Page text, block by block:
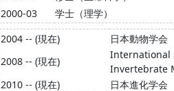
2000-03
学士（理学）
2004 -- (現在)
日本動物学会
2008 -- (現在)
International
Invertebrate
2010 -- (現在)
日本進化学会